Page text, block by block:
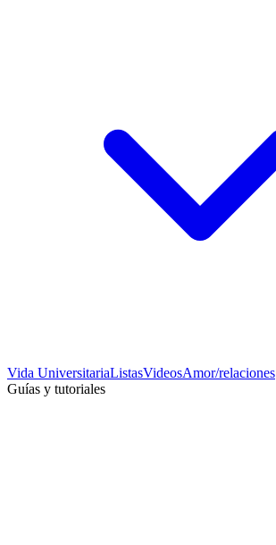
Vida UniversitariaListasVideosAmor/relaciones
Guías y tutoriales